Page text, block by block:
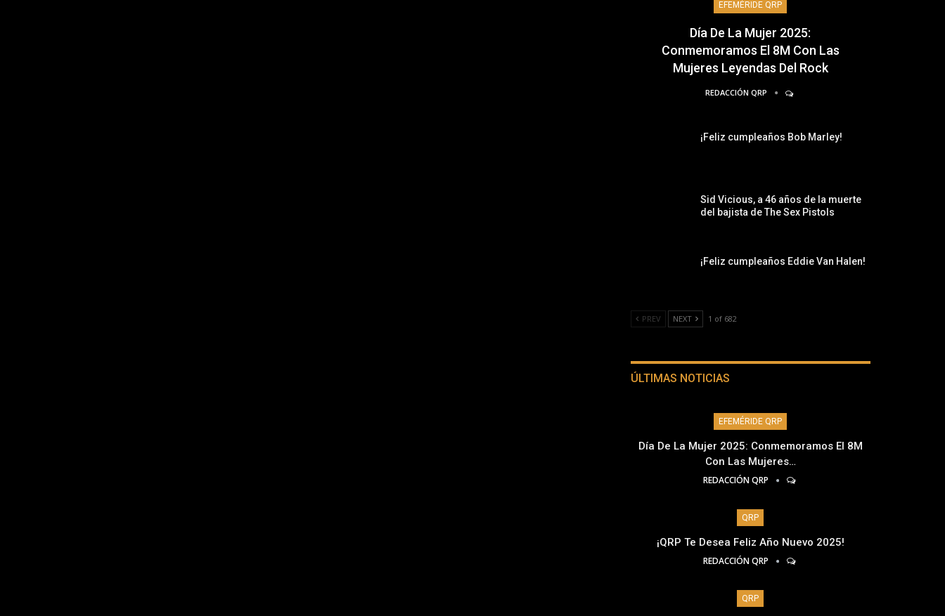
EFEMÉRIDE QRP
Día De La Mujer 2025:
Conmemoramos El 8M Con Las
Mujeres Leyendas Del Rock
REDACCIÓN QRP
¡Feliz cumpleaños Bob Marley!
Sid Vicious, a 46 años de la muerte
del bajista de The Sex Pistols
¡Feliz cumpleaños Eddie Van Halen!
PREV NEXT 1 of 682
ÚLTIMAS NOTICIAS
EFEMÉRIDE QRP
Día De La Mujer 2025: Conmemoramos El 8M
Con Las Mujeres…
REDACCIÓN QRP
QRP
¡QRP Te Desea Feliz Año Nuevo 2025!
REDACCIÓN QRP
QRP